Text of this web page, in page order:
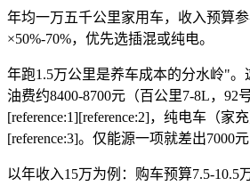
年均一万五千公里家用车，收入预算
×50%-70%，优先选插混或纯电。
年跑1.5万公里是养车成本的分水岭"
油费约8400-8700元（百公里7-8L，92
[reference:1][reference:2]，纯电车（家
[reference:3]。仅能源一项就差出7000元
以年收入15万为例：购车预算7.5-10.5